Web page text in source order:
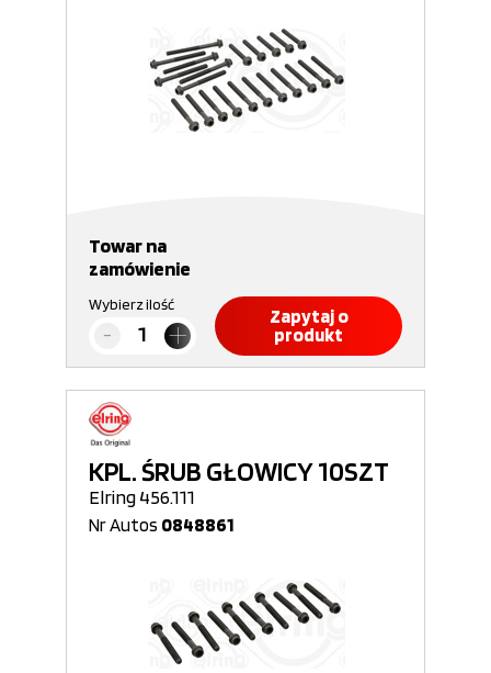
Towar na
zamówienie
Wybierz ilość
Zapytaj o
produkt
KPL. ŚRUB GŁOWICY 10SZT
Elring 456.111
Nr Autos 0848861